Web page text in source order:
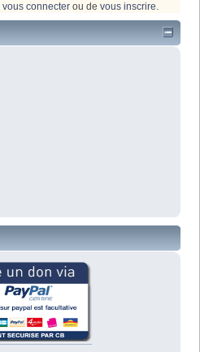
vous connecter ou de vous inscrire.